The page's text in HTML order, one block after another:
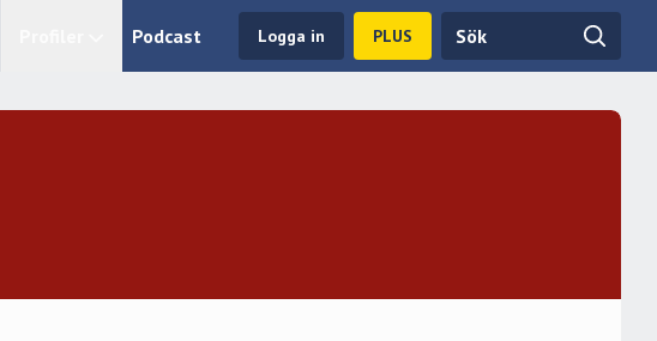
Podcast Logga in PLUS